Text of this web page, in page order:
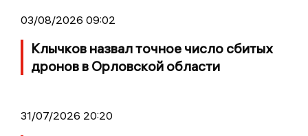
03/08/2026 09:02
Клычков назвал точное число сбитых
дронов в Орловской области
31/07/2026 20:20